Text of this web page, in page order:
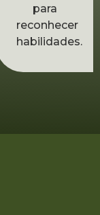
para
reconhecer
habilidades.